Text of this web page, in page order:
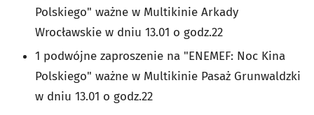
Polskiego" ważne w Multikinie Arkady
Wrocławskie w dniu 13.01 o godz.22
1 podwójne zaproszenie na "ENEMEF: Noc Kina
Polskiego" ważne w Multikinie Pasaż Grunwaldzki
w dniu 13.01 o godz.22